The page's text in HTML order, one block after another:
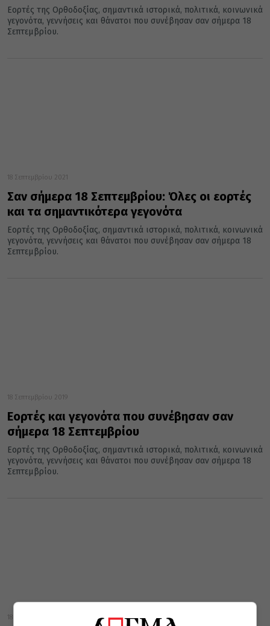
Εορτές της Ορθοδοξίας, σημαντικά ιστορικά, πολιτικά, κοινωνικά
γεγονότα, γεννήσεις και θάνατοι που συνέβησαν σαν σήμερα 18
Σεπτεμβρίου.
18 Σεπτεμβρίου 2021
Σαν σήμερα 18 Σεπτεμβρίου: Όλες οι εορτές
και τα σημαντικότερα γεγονότα
Εορτές της Ορθοδοξίας, σημαντικά ιστορικά, πολιτικά, κοινωνικά
γεγονότα, γεννήσεις και θάνατοι που συνέβησαν σαν σήμερα 18
Σεπτεμβρίου.
18 Σεπτεμβρίου 2019
Εορτές και γεγονότα που συνέβησαν σαν
σήμερα 18 Σεπτεμβρίου
Εορτές της Ορθοδοξίας, σημαντικά ιστορικά, πολιτικά, κοινωνικά
γεγονότα, γεννήσεις και θάνατοι που συνέβησαν σαν σήμερα 18
Σεπτεμβρίου.
18 Σεπτεμβρίου 2017